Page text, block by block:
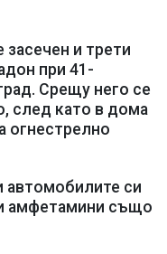
и трети
при 41-
Срещу него се
след като в дома
огнестрелно
автомобилите си
амфетамини също